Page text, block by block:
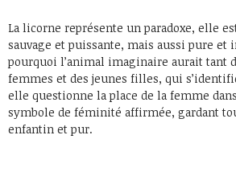
La licorne représente un paradoxe, elle
sauvage et puissante, mais aussi pure et
pourquoi l’animal imaginaire aurait tant
femmes et des jeunes filles, qui
elle questionne la place de la femme
symbole de féminité affirmée, gardant
enfantin et pur.